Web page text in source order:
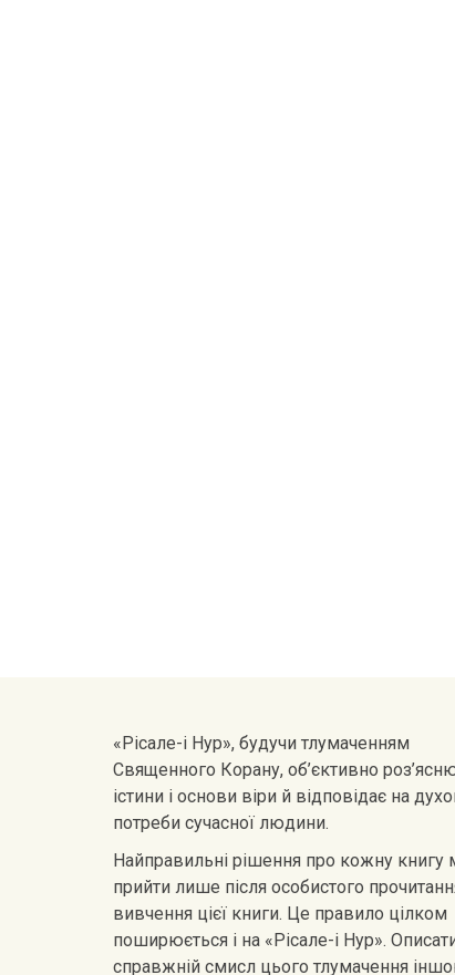
«Рісале-і Нур», будучи тлумаченням
Священного Корану, об’єктивно
істини і основи віри й відповідає на
потреби сучасної людини.
Найправильні рішення про кожну книгу
прийти лише після особистого
вивчення цієї книги. Це правило цілком
поширюється і на «Рісале-і Нур».
справжній смисл цього тлумачення